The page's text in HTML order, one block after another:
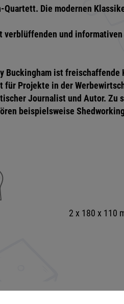
Quartett. Die modernen
verblüffenden und
Buckingham ist freischaffende
Projekte in der
Journalist und Autor. Zu
beispielsweise
2 x 180 x 110